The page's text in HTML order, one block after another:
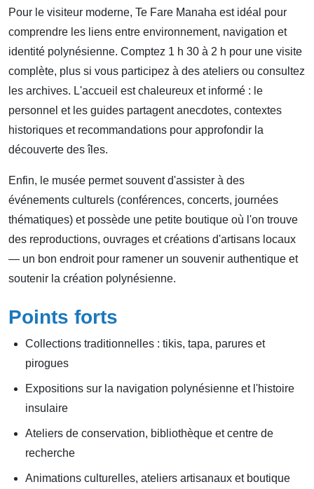
Pour le visiteur moderne, Te Fare Manaha est idéal pour
comprendre les liens entre environnement, navigation et
identité polynésienne. Comptez 1 h 30 à 2 h pour une visite
complète, plus si vous participez à des ateliers ou consultez
les archives. L'accueil est chaleureux et informé : le
personnel et les guides partagent anecdotes, contextes
historiques et recommandations pour approfondir la
découverte des îles.
Enfin, le musée permet souvent d'assister à des
événements culturels (conférences, concerts, journées
thématiques) et possède une petite boutique où l'on trouve
des reproductions, ouvrages et créations d'artisans locaux
— un bon endroit pour ramener un souvenir authentique et
soutenir la création polynésienne.
Points forts
Collections traditionnelles : tikis, tapa, parures et
pirogues
Expositions sur la navigation polynésienne et l'histoire
insulaire
Ateliers de conservation, bibliothèque et centre de
recherche
Animations culturelles, ateliers artisanaux et boutique